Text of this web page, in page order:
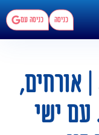
כניסה כניסה עם
גדולים, עונה 3 | אורחים,
עם ישי